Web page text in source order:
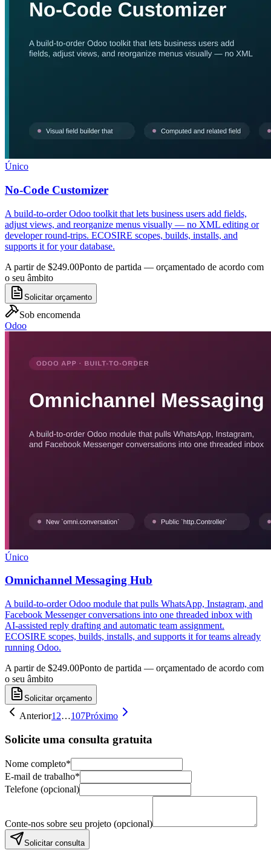
Único
No-Code Customizer
A build-to-order Odoo toolkit that lets business users add fields,
adjust views, and reorganize menus visually — no XML editing or
developer round-trips. ECOSIRE scopes, builds, installs, and
supports it for your database.
A partir de $249.00Ponto de partida — orçamentado de acordo com
o seu âmbito
Solicitar orçamento
Sob encomenda
Odoo
Único
Omnichannel Messaging Hub
A build-to-order Odoo module that pulls WhatsApp, Instagram, and
Facebook Messenger conversations into one threaded inbox with
AI-assisted reply drafting and automatic team assignment.
ECOSIRE scopes, builds, installs, and supports it for teams already
running Odoo.
A partir de $249.00Ponto de partida — orçamentado de acordo com
o seu âmbito
Solicitar orçamento
Anterior1 2…107Próximo
Solicite uma consulta gratuita
Nome completo*
E-mail de trabalho*
Telefone (opcional)
Conte-nos sobre seu projeto (opcional)
Solicitar consulta